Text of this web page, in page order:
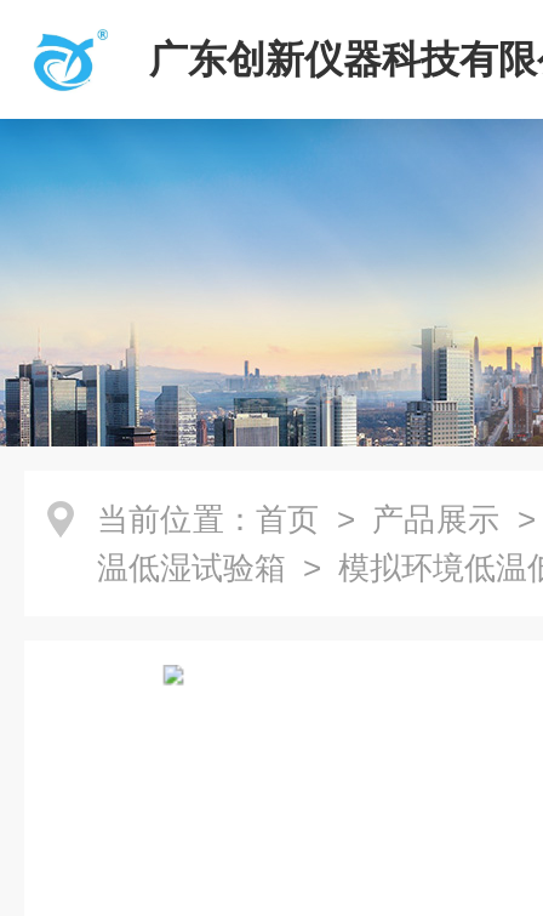
广东创新仪器科技有
当前位置： 首页 > 产品展示
温低湿试验箱 > 模拟环境低温